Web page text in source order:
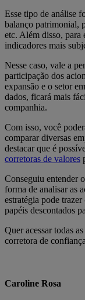
Esse tipo de análise
balanço patrimonial,
etc. Além disso,
indicadores mais
Nesse caso, vale a
participação dos
expansão e o setor
dados, ficará mais
companhia.
Com isso, você
comparar diversas
destacar que é
corretoras de valores
Conseguiu entender
forma de analisar as
estratégia pode
papéis descontados
Quer acessar todas
corretora de
Caroline Rosa